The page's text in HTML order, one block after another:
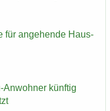
für an­ge­hen­de Haus­
​Anwohner künf­tig